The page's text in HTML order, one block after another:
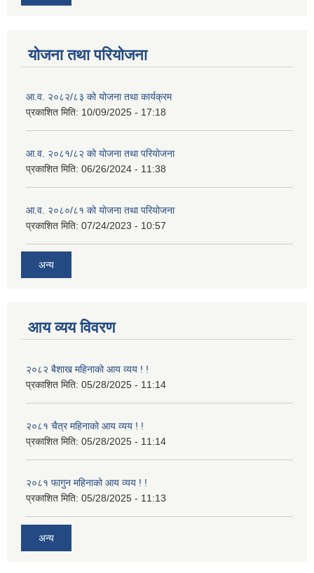
योजना तथा परियोजना
आ.व. २०८२/८३ को योजना तथा कार्यक्रम
प्रकाशित मिति: 10/09/2025 - 17:18
आ.व. २०८१/८२ को योजना तथा परियोजना
प्रकाशित मिति: 06/26/2024 - 11:38
आ.व. २०८०/८१ को योजना तथा परियोजना
प्रकाशित मिति: 07/24/2023 - 10:57
अन्य
आय व्यय विवरण
२०८२ बैशाख महिनाको आय व्यय ! !
प्रकाशित मिति: 05/28/2025 - 11:14
२०८१ चैत्र महिनाको आय व्यय ! !
प्रकाशित मिति: 05/28/2025 - 11:14
२०८१ फागुन महिनाको आय व्यय ! !
प्रकाशित मिति: 05/28/2025 - 11:13
अन्य